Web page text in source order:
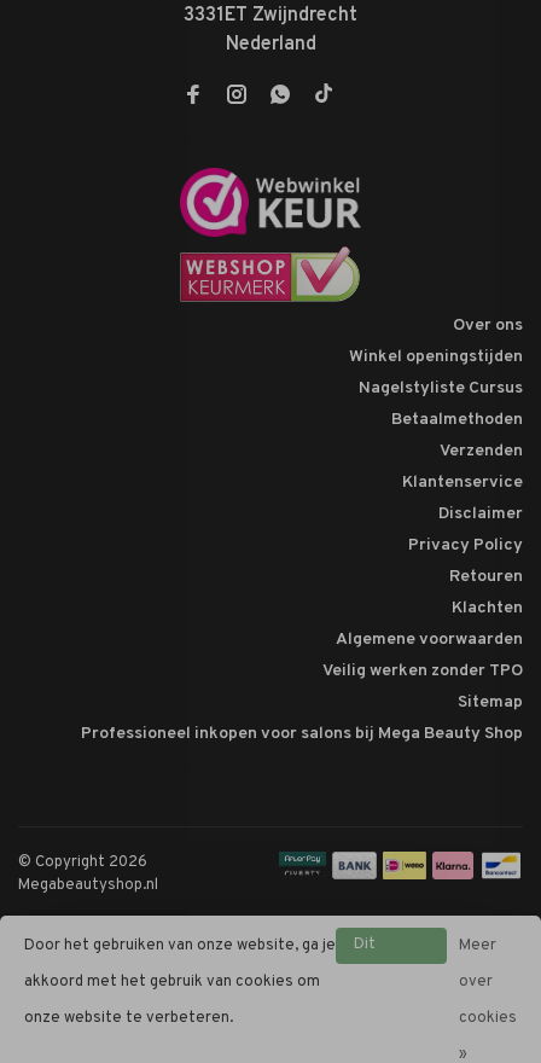
3331ET Zwijndrecht
Nederland
Over ons
Winkel openingstijden
Nagelstyliste Cursus
Betaalmethoden
Verzenden
Klantenservice
Disclaimer
Privacy Policy
Retouren
Klachten
Algemene voorwaarden
Veilig werken zonder TPO
Sitemap
Professioneel inkopen voor salons bij Mega Beauty Shop
© Copyright 2026
Megabeautyshop.nl
Door het gebruiken van onze website, ga je
akkoord met het gebruik van cookies om
onze website te verbeteren.
Dit
Meer
over
cookies
»